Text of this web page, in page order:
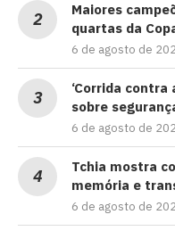
Maiores
quartas da
6 de agosto de
‘Corrida
sobre
6 de agosto de
Tchia mostra
memória e
6 de agosto de